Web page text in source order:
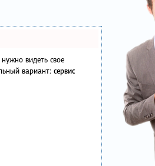
видеть свое
вариант: сервис